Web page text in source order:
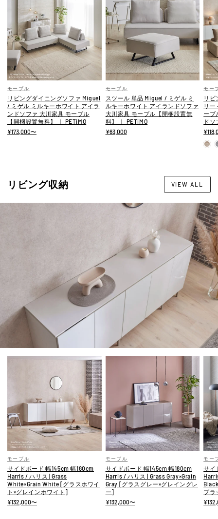
モーブル
リビングダイニングソファ Miguel
/ ミゲル ミルキーホワイト アイラ
ンドソファ 大川家具 モーブル
【開梱設置無料】 ｜ PETiMO
¥173,000〜
モーブル
スツール 単品 Miguel / ミゲル ミ
ルキーホワイト アイランドソファ
大川家具 モーブル【開梱設置無
料】 ｜ PETiMO
¥63,000
モー
リビ
リー
ーブ
ドソ
リビング収納 VIEW ALL
モーブル
サイドボード 幅145cm 幅180cm
Harris / ハリス | Grass
White×Grain White [グラスホワイ
ト×グレインホワイト]
¥132,000〜
モーブル
サイドボード 幅145cm 幅180cm
Harris / ハリス | Grass Gray×Grain
Gray [グラスグレー×グレイングレ
ー]
¥132,000〜
モー
サイ
ブラ